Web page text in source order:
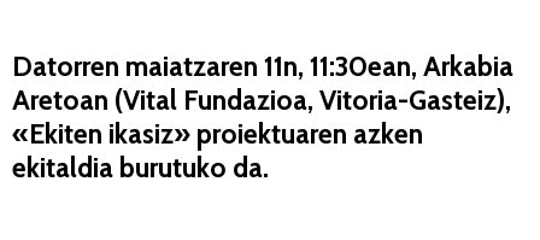
Datorren maiatzaren 11n, 11:30ean, Arkabia
Aretoan (Vital Fundazioa, Vitoria-Gasteiz),
«Ekiten ikasiz» proiektuaren azken
ekitaldia burutuko da.